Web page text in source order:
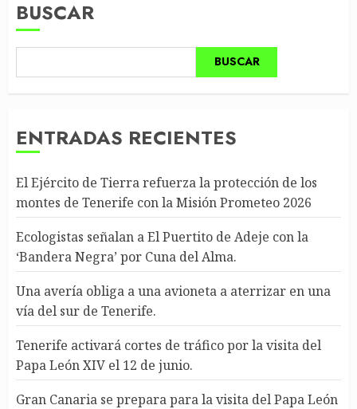
BUSCAR
BUSCAR
ENTRADAS RECIENTES
El Ejército de Tierra refuerza la protección de los
montes de Tenerife con la Misión Prometeo 2026
Ecologistas señalan a El Puertito de Adeje con la
‘Bandera Negra’ por Cuna del Alma.
Una avería obliga a una avioneta a aterrizar en una
vía del sur de Tenerife.
Tenerife activará cortes de tráfico por la visita del
Papa León XIV el 12 de junio.
Gran Canaria se prepara para la visita del Papa León